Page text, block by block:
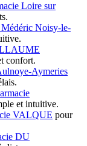
Loire sur
Médéric Noisy-le-
confort.
Aymeries
et intuitive.
VALQUE pour
DU